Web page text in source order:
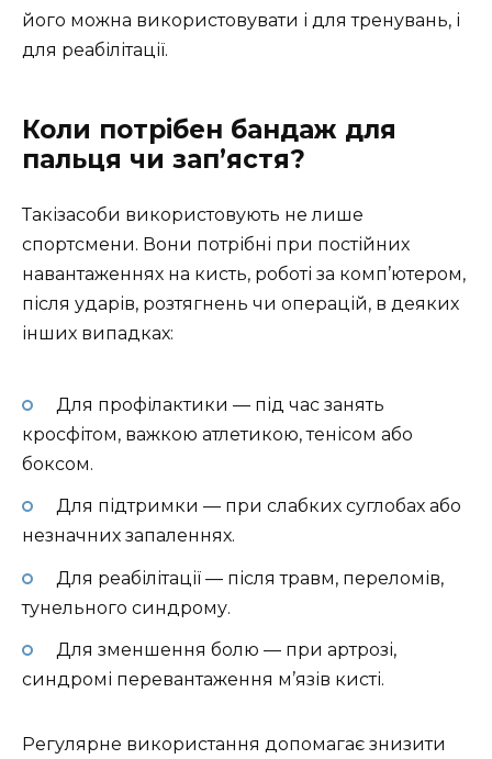
його можна використовувати і для тренувань, і
для реабілітації.
Коли потрібен бандаж для
пальця чи зап’ястя?
Такізасоби використовують не лише
спортсмени. Вони потрібні при постійних
навантаженнях на кисть, роботі за комп’ютером,
після ударів, розтягнень чи операцій, в деяких
інших випадках:
Для профілактики — під час занять
кросфітом, важкою атлетикою, тенісом або
боксом.
Для підтримки — при слабких суглобах або
незначних запаленнях.
Для реабілітації — після травм, переломів,
тунельного синдрому.
Для зменшення болю — при артрозі,
синдромі перевантаження м’язів кисті.
Регулярне використання допомагає знизити